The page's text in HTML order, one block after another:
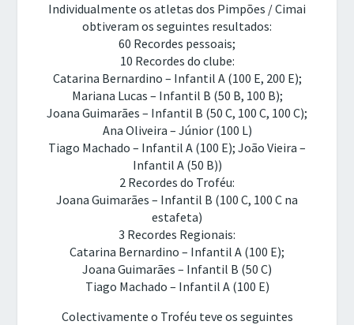
Individualmente os atletas dos Pimpões / Cimai
obtiveram os seguintes resultados:
60 Recordes pessoais;
10 Recordes do clube:
Catarina Bernardino – Infantil A (100 E, 200 E);
Mariana Lucas – Infantil B (50 B, 100 B);
Joana Guimarães – Infantil B (50 C, 100 C, 100 C);
Ana Oliveira – Júnior (100 L)
Tiago Machado – Infantil A (100 E); João Vieira –
Infantil A (50 B))
2 Recordes do Troféu:
Joana Guimarães – Infantil B (100 C, 100 C na
estafeta)
3 Recordes Regionais:
Catarina Bernardino – Infantil A (100 E);
Joana Guimarães – Infantil B (50 C)
Tiago Machado – Infantil A (100 E)
Colectivamente o Troféu teve os seguintes